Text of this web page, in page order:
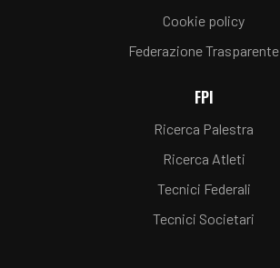
Cookie policy
Federazione Trasparente
FPI
Ricerca Palestra
Ricerca Atleti
Tecnici Federali
Tecnici Societari